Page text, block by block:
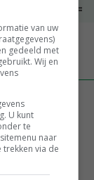
gaat
blijft
top
van uw
gedeeld met
Wij en
U kunt
te
naar
via de